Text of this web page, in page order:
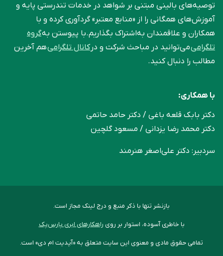
توصیه‌های بالینی مبتنی بر شواهد در خدمات تندرستی پایه و
آموزش‌های همگانی را از «منابع معتبر» گردآوری کرده و با
همکاران و علاقمندان به‌اشتراک بگذاریم.با پیوستن بهگروه
تلگرامیمی‌توانید در مباحث شرکت و درکانال تلگرامیهم آخرین
مطالب را دنبال کنید.
با همکاری:
دکتر بابک قلعه‌ باغی / دکتر حامد حاتمی
دکتر محمد رضا یزدانی / مسعود گلچین
سردبیر: دکتر علی‌اصغر هنرمند
بازنشر تنها با ذکر منبع و درج لینک مجاز است.
با خاطری آسوده، استوار بر روی راهکارهای ابری پارس‌پک
تمامی حقوق مادی و معنوی این سایت متعلق به «آپدیت ام دی» است.